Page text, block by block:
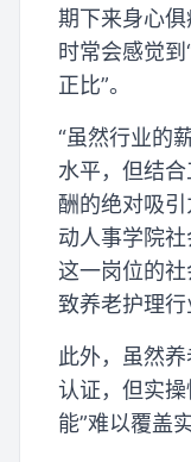
期下来身心
时常会感觉
正比”。
“虽然行业的
水平，但结
酬的绝对吸
动人事学院
这一岗位的
致养老护理行
此外，虽然
认证，但实
能”难以覆盖